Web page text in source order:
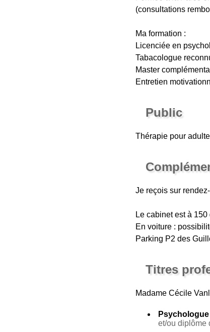
(consultations
Ma formation :
Licenciée en
Tabacologue
Master
Entretien
Public
Thérapie pour
Je reçois sur
Le cabinet est à
En voiture :
Parking P2 des
Titres
Madame Cécile
Psychologue
et/ou diplôme